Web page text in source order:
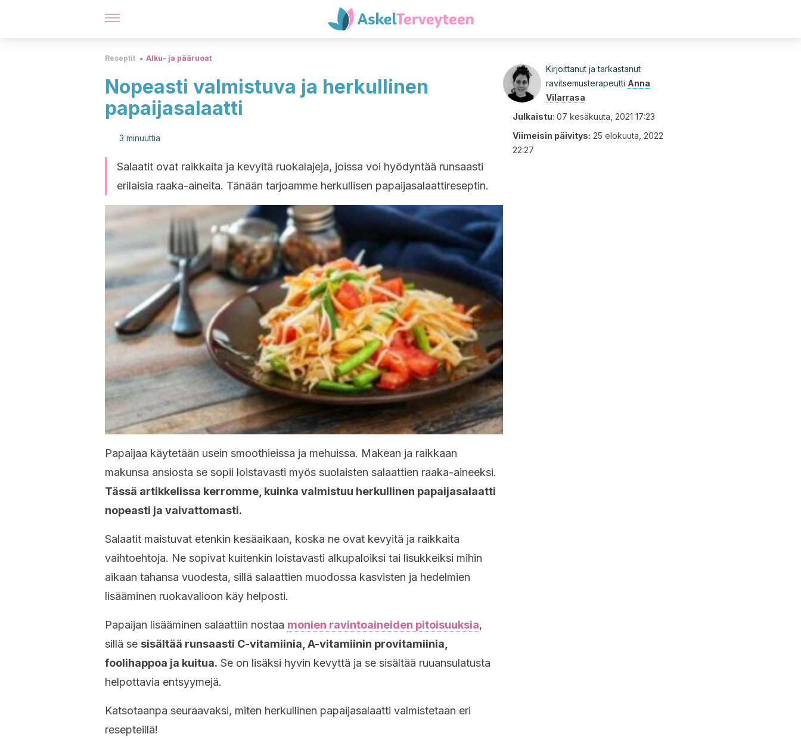
Reseptit Alku- ja pääruoat
Nopeasti valmistuva ja herkullinen
papaijasalaatti
3 minuuttia
Salaatit ovat raikkaita ja kevyitä ruokalajeja, joissa voi hyödyntää runsaasti
erilaisia raaka-aineita. Tänään tarjoamme herkullisen papaijasalaattireseptin.
Papaijaa käytetään usein smoothieissa ja mehuissa. Makean ja raikkaan
makunsa ansiosta se sopii loistavasti myös suolaisten salaattien raaka-aineeksi.
Tässä artikkelissa kerromme, kuinka valmistuu herkullinen papaijasalaatti
nopeasti ja vaivattomasti.
Salaatit maistuvat etenkin kesäaikaan, koska ne ovat kevyitä ja raikkaita
vaihtoehtoja. Ne sopivat kuitenkin loistavasti alkupaloiksi tai lisukkeiksi mihin
aikaan tahansa vuodesta, sillä salaattien muodossa kasvisten ja hedelmien
lisääminen ruokavalioon käy helposti.
Papaijan lisääminen salaattiin nostaa monien ravintoaineiden pitoisuuksia,
sillä se sisältää runsaasti C-vitamiinia, A-vitamiinin provitamiinia,
foolihappoa ja kuitua. Se on lisäksi hyvin kevyttä ja se sisältää ruuansulatusta
helpottavia entsyymejä.
Katsotaanpa seuraavaksi, miten herkullinen papaijasalaatti valmistetaan eri
resepteillä!
Kirjoittanut ja tarkastanut
ravitsemusterapeutti Anna
Vilarrasa
Julkaistu: 07 kesäkuuta, 2021 17:23
Viimeisin päivitys: 25 elokuuta, 2022
22:27